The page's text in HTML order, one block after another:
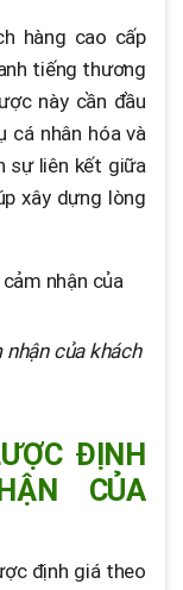
hàng cao cấp
tiếng thương
này cần đầu
cá nhân hóa và
sự liên kết giữa
xây dựng lòng
của khách
ĐỊNH
CỦA
định giá theo